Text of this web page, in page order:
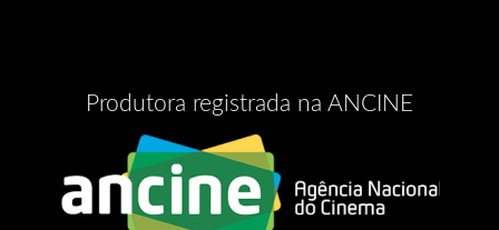
Produtora registrada na ANCINE